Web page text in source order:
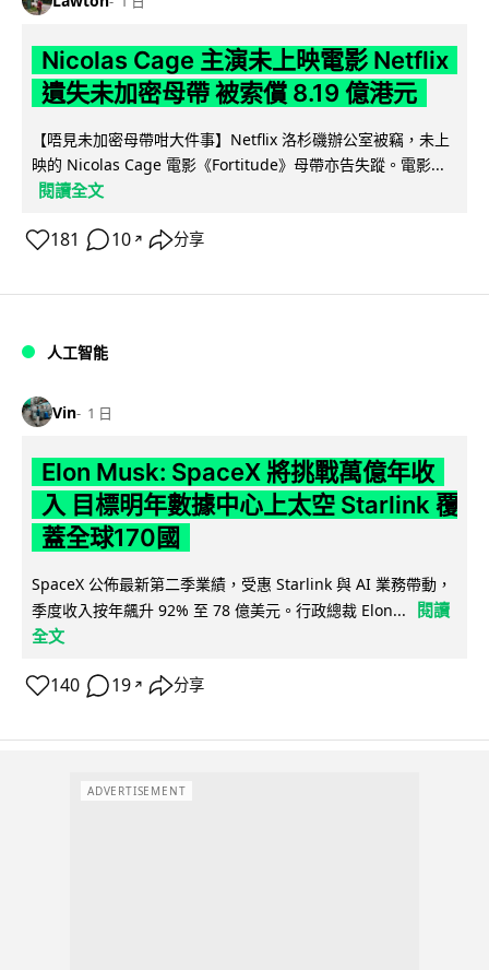
Nicolas Cage 主演未上映電影 Netflix
遺失未加密母帶 被索償 8.19 億港元
【唔見未加密母帶咁大件事】Netflix 洛杉磯辦公室被竊，未上
映的 Nicolas Cage 電影《Fortitude》母帶亦告失蹤。電影...
閱讀全文
181 10 ↗ 分享
人工智能
Vin 1 日
Elon Musk: SpaceX 將挑戰萬億年收
入 目標明年數據中心上太空 Starlink 覆
蓋全球170國
SpaceX 公佈最新第二季業績，受惠 Starlink 與 AI 業務帶動，
季度收入按年飆升 92% 至 78 億美元。行政總裁 Elon...
閱讀
全文
140 19 ↗ 分享
ADVERTISEMENT